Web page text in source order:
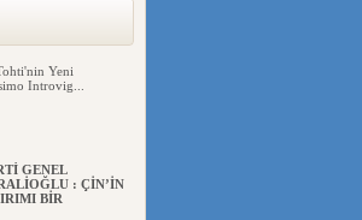
İşgalci Ç...
Yeni
Introvig...
GENEL
: ÇİN’İN
BİR